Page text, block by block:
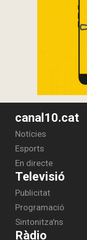
canal10.cat
Notícies
Esports
En directe
Televisió
Publicitat
Programació
Sintonitza'ns
Ràdio